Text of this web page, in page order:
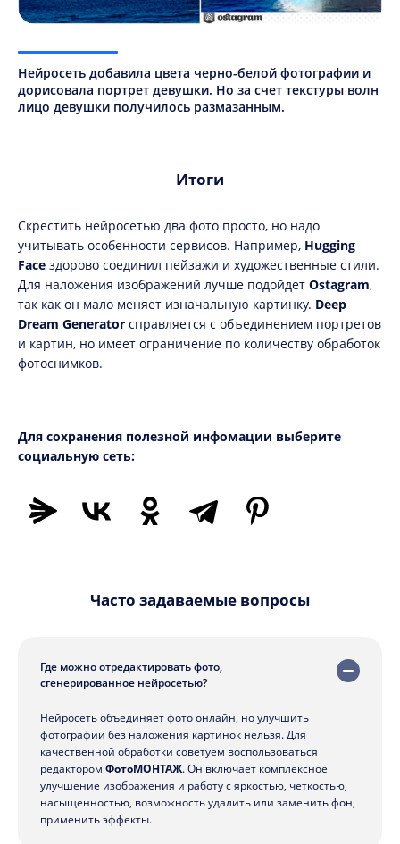
Нейросеть добавила цвета черно-белой фотографии и
дорисовала портрет девушки. Но за счет текстуры волн
лицо девушки получилось размазанным.
Итоги
Скрестить нейросетью два фото просто, но надо
учитывать особенности сервисов. Например, Hugging
Face здорово соединил пейзажи и художественные стили.
Для наложения изображений лучше подойдет Ostagram,
так как он мало меняет изначальную картинку. Deep
Dream Generator справляется с объединением портретов
и картин, но имеет ограничение по количеству обработок
фотоснимков.
Для сохранения полезной инфомации выберите
социальную сеть:
Часто задаваемые вопросы
Где можно отредактировать фото,
сгенерированное нейросетью?
Нейросеть объединяет фото онлайн, но улучшить
фотографии без наложения картинок нельзя. Для
качественной обработки советуем воспользоваться
редактором ФотоМОНТАЖ. Он включает комплексное
улучшение изображения и работу с яркостью, четкостью,
насыщенностью, возможность удалить или заменить фон,
применить эффекты.